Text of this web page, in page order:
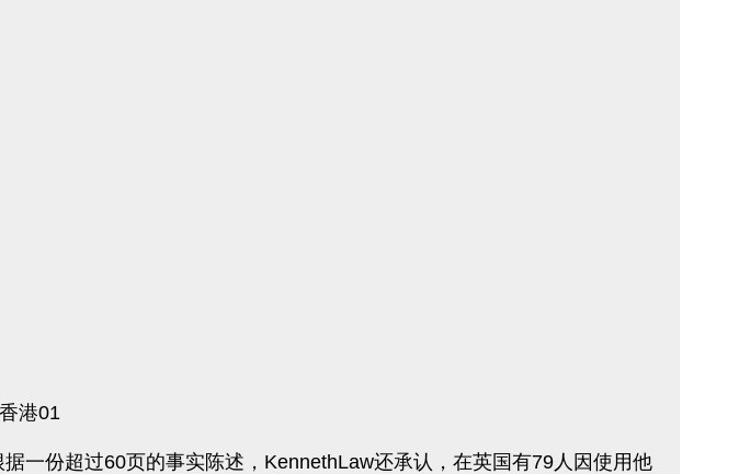
港01
一份超过60页的事实陈述，KennethLaw还承认，在英国有79人因使用他